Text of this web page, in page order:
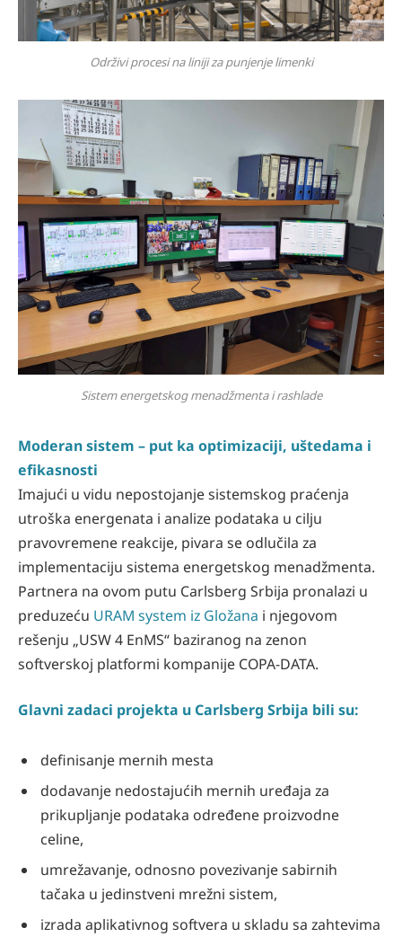
Održivi procesi na liniji za punjenje limenki
Sistem energetskog menadžmenta i rashlade
Moderan sistem – put ka optimizaciji, uštedama i
efikasnosti
Imajući u vidu nepostojanje sistemskog praćenja
utroška energenata i analize podataka u cilju
pravovremene reakcije, pivara se odlučila za
implementaciju sistema energetskog menadžmenta.
Partnera na ovom putu Carlsberg Srbija pronalazi u
preduzeću URAM system iz Gložana i njegovom
rešenju „USW 4 EnMS“ baziranog na zenon
softverskoj platformi kompanije COPA-DATA.
Glavni zadaci projekta u Carlsberg Srbija bili su:
definisanje mernih mesta
dodavanje nedostajućih mernih uređaja za
prikupljanje podataka određene proizvodne
celine,
umrežavanje, odnosno povezivanje sabirnih
tačaka u jedinstveni mrežni sistem,
izrada aplikativnog softvera u skladu sa zahtevima